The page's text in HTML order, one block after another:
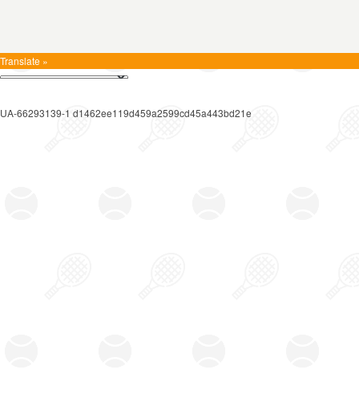
Translate »
UA-66293139-1 d1462ee119d459a2599cd45a443bd21e